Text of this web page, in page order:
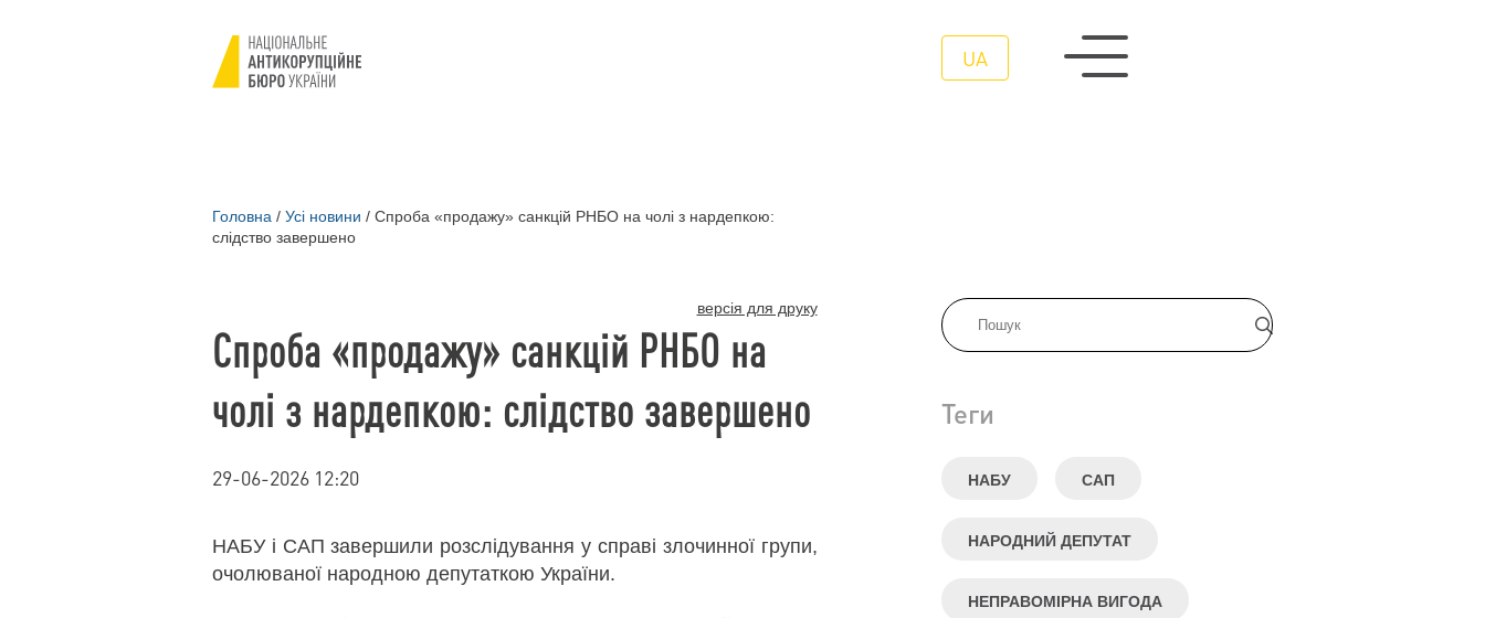
UA
Головна / Усі новини / Спроба «продажу» санкцій РНБО на чолі з нардепкою:
слідство завершено
Теги
НАБУ САП
НАРОДНИЙ ДЕПУТАТ
НЕПРАВОМІРНА ВИГОДА
версія для друку
Спроба «продажу» санкцій РНБО на
чолі з нардепкою: слідство завершено
29-06-2026 12:20
НАБУ і САП завершили розслідування у справі злочинної групи,
очолюваної народною депутаткою України.